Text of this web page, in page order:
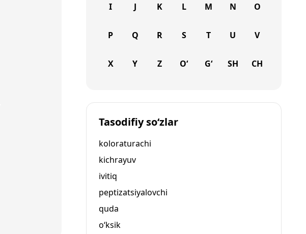
I J K L M N O
P Q R S T U V
X Y Z O‘ G‘ SH CH
Tasodifiy so‘zlar
koloraturachi
kichrayuv
ivitiq
peptizatsiyalovchi
quda
o‘ksik